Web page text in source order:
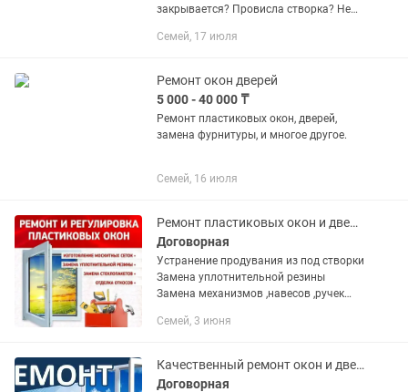
закрывается? Провисла створка? Не
90% случаев проблему можно решить
Семей, 17 июля
Ремонт окон дверей
5 000 - 40 000 ₸
Ремонт пластиковых окон, дверей,
замена фурнитуры, и многое другое.
Семей, 16 июля
Ремонт пластиковых окон и дверей
Договорная
Устранение продувания из под створки
Замена уплотнительной резины
Замена механизмов ,навесов ,ручек
решеток Защита для детей(трусики)
Семей, 3 июня
Качественный ремонт окон и дверей .
Договорная